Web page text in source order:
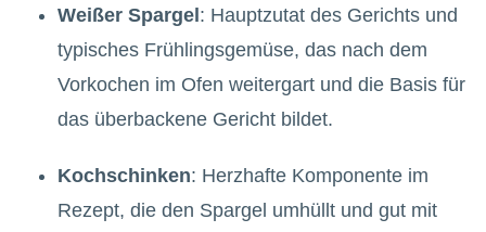
Weißer Spargel: Hauptzutat des Gerichts und
typisches Frühlingsgemüse, das nach dem
Vorkochen im Ofen weitergart und die Basis für
das überbackene Gericht bildet.
Kochschinken: Herzhafte Komponente im
Rezept, die den Spargel umhüllt und gut mit